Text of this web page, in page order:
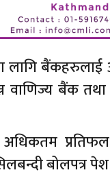
लागि
वाणिज्य बैंक
बोलपत्र